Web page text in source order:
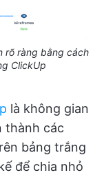
rõ ràng bằng cách
ClickUp
là không gian
thành các
bảng trắng
để chia nhỏ